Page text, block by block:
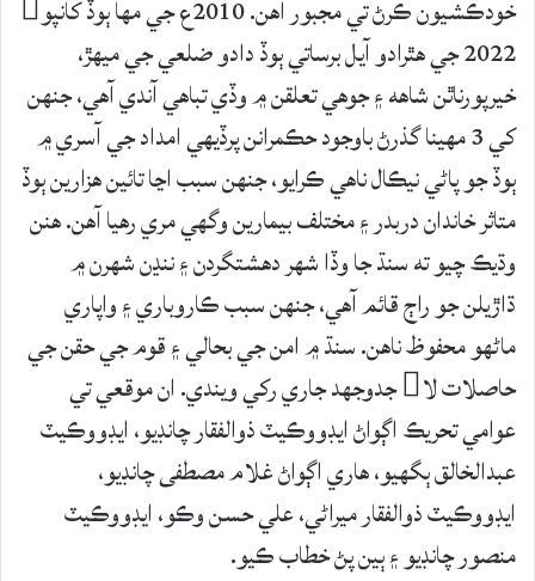
خودڪشيون ڪرڻ تي مجبور آھن. 2010ع جي مها ٻوڏ کانپو
2022 جي هٿرادو آيل برساتي ٻوڏ دادو ضلعي جي ميهڙ،
خيرپورناٿن شاھه ۽ جوهي تعلقن ۾ وڏي تباهي آندي آهي، جنهن
کي 3 مهينا گذرڻ باوجود حڪمرانن پرڏيهي امداد جي آسري ۾
ٻوڏ جو پاڻي نيڪال ناهي ڪرايو، جنهن سبب اڃا تائين هزارين ٻوڏ
متاثر خاندان دربدر ۽ مختلف بيمارين وگهي مري رهيا آھن. هنن
وڌيڪ چيو ته سنڌ جا وڏا شھر دهشتگردن ۽ ننڍن شھرن ۾
ڌاڙيلن جو راڄ قائم آهي، جنهن سبب ڪاروباري ۽ واپاري
ماڻھو محفوظ ناهن. سنڌ ۾ امن جي بحالي ۽ قوم جي حقن جي
حاصلات لا جدوجهد جاري رکي ويندي. ان موقعي تي
عوامي تحريڪ اڳواڻ ايڊووڪيٽ ذوالفقار چانڊيو، ايڊووڪيٽ
عبدالخالق ٻگهيو، ھاري اڳواڻ غلام مصطفى چانڊيو،
ايڊووڪيٽ ذوالفقار ميراڻي، علي حسن وڪو، ايڊووڪيٽ
منصور چانڊيو ۽ ٻين پڻ خطاب ڪيو.